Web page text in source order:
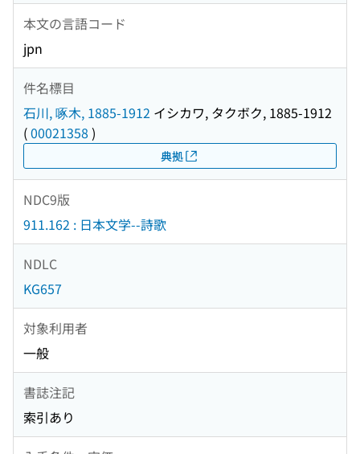
本文の言語コード
jpn
件名標目
石川, 啄木, 1885-1912 イシカワ, タクボク, 1885-1912
(00021358 )
典拠
NDC9版
911.162 : 日本文学--詩歌
NDLC
KG657
対象利用者
一般
書誌注記
索引あり